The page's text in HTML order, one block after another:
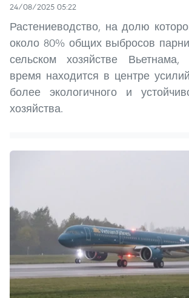
24/08/2025 05:22
Растениеводство, на долю
около 80% общих выбросов
сельском хозяйстве
время находится в центре
более экологичного и
хозяйства.